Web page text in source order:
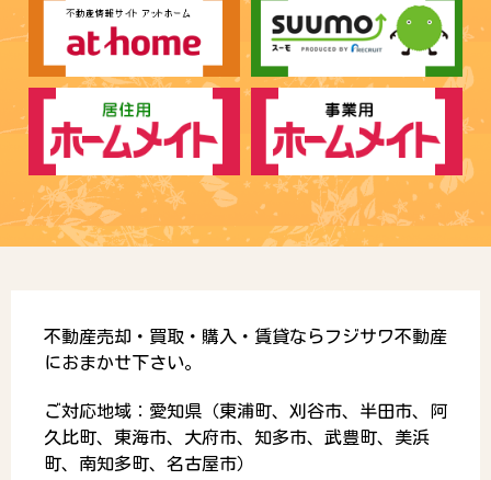
不動産売却・買取・購入・賃貸ならフジサワ不動産
におまかせ下さい。
ご対応地域：愛知県（東浦町、刈谷市、半田市、阿
久比町、東海市、大府市、知多市、武豊町、美浜
町、南知多町、名古屋市）